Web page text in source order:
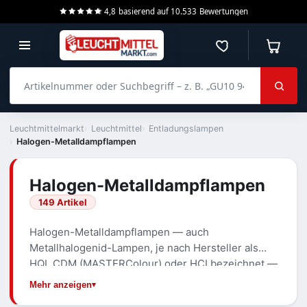
4,8 basierend auf 10.533 Bewertungen
Merkzettel
Leuchtmittelmarkt Leuchtmittel
Entladungslampen
Halogen-Metalldampflampen
Halogen-Metalldampflampen
149 Artikel
Halogen-Metalldampflampen — auch
Metallhalogenid-Lampen, je nach Hersteller als
HQI, CDM (MASTERColour) oder HCI bezeichnet —
liefern helles, neutral- bis tageslichtweißes Licht
Mehr anzeigen